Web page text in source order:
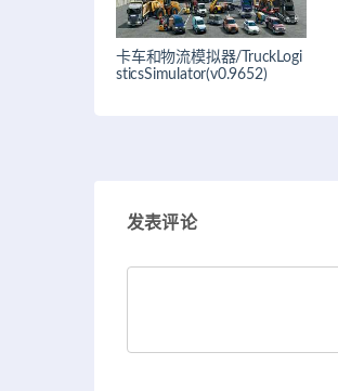
卡车和物流模拟器/TruckLogi
sticsSimulator(v0.9652)
发表评论